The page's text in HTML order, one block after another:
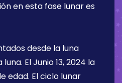
en esta fase lunar es
desde la luna
luna. ElJunio 13, 2024 la
edad. El ciclo lunar